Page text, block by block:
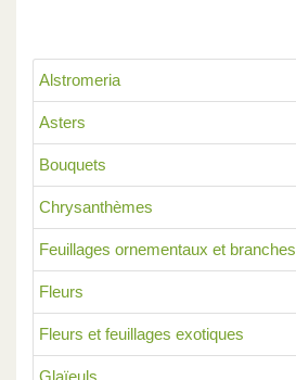
Alstromeria
Asters
Bouquets
Chrysanthèmes
Feuillages ornementaux et branches
Fleurs
Fleurs et feuillages exotiques
Glaïeuls